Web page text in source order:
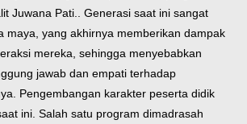
Juwana Pati.. Generasi saat ini sangat
maya, yang akhirnya memberikan dampak
mereka, sehingga menyebabkan
jawab dan empati terhadap
Pengembangan karakter peserta didik
ini. Salah satu program dimadrasah